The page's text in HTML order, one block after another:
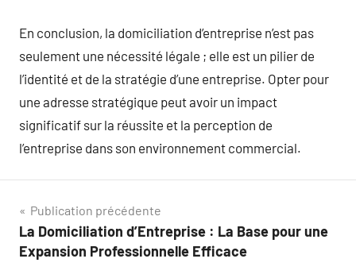
En conclusion, la domiciliation d’entreprise n’est pas
seulement une nécessité légale ; elle est un pilier de
l’identité et de la stratégie d’une entreprise. Opter pour
une adresse stratégique peut avoir un impact
significatif sur la réussite et la perception de
l’entreprise dans son environnement commercial.
Navigation
de
Publication précédente
La Domiciliation d’Entreprise : La Base pour une
Expansion Professionnelle Efficace